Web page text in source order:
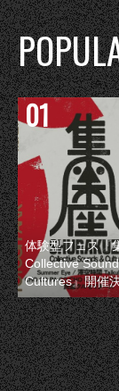
体験型フェス『
Collective
Cultures』開催